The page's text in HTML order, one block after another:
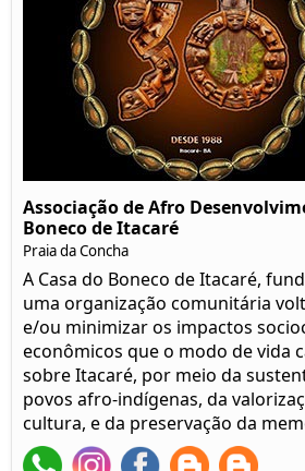
Associação de Afro
Boneco de Itacaré
Praia da Concha
A Casa do Boneco de Itacaré,
uma organização comunitária
e/ou minimizar os impactos
econômicos que o modo de vida
sobre Itacaré, por meio da
povos afro-indígenas, da
cultura, e da preservação da